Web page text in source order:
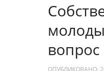
ОПУБЛИКОВАНО: